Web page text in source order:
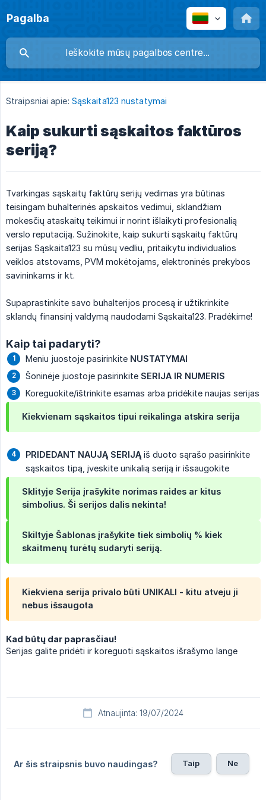
Pagalba
Straipsniai apie: Sąskaita123 nustatymai
Kaip sukurti sąskaitos faktūros
seriją?
Tvarkingas sąskaitų faktūrų serijų vedimas yra būtinas
teisingam buhalterinės apskaitos vedimui, sklandžiam
mokesčių ataskaitų teikimui ir norint išlaikyti profesionalią
verslo reputaciją. Sužinokite, kaip sukurti sąskaitų faktūrų
serijas Sąskaita123 su mūsų vedliu, pritaikytu individualios
veiklos atstovams, PVM mokėtojams, elektroninės prekybos
savininkams ir kt.
Supaprastinkite savo buhalterijos procesą ir užtikrinkite
sklandų finansinį valdymą naudodami Sąskaita123. Pradėkime!
Kaip tai padaryti?
Meniu juostoje pasirinkite NUSTATYMAI
Šoninėje juostoje pasirinkite SERIJA IR NUMERIS
Koreguokite/ištrinkite esamas arba pridėkite naujas serijas
Kiekvienam sąskaitos tipui reikalinga atskira serija
PRIDEDANT NAUJĄ SERIJĄ iš duoto sąrašo pasirinkite
sąskaitos tipą, įveskite unikalią seriją ir išsaugokite
Sklityje Serija įrašykite norimas raides ar kitus
simbolius. Ši serijos dalis nekinta!
Skiltyje Šablonas įrašykite tiek simbolių % kiek
skaitmenų turėtų sudaryti seriją.
Kiekviena serija privalo būti UNIKALI - kitu atveju ji
nebus išsaugota
Kad būtų dar paprasčiau!
Serijas galite pridėti ir koreguoti sąskaitos išrašymo lange
Atnaujinta: 19/07/2024
Ar šis straipsnis buvo naudingas? Taip Ne